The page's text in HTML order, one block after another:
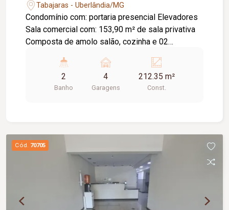
Tabajaras - Uberlândia/MG
Condomínio com: portaria presencial Elevadores
Sala comercial com: 153,90 m² de sala privativa
Composta de amolo salão, cozinha e 02
privativa total 04 vagas privativas.
2
Banho
4
Garagens
212.35 m²
Const.
Cód. 70705